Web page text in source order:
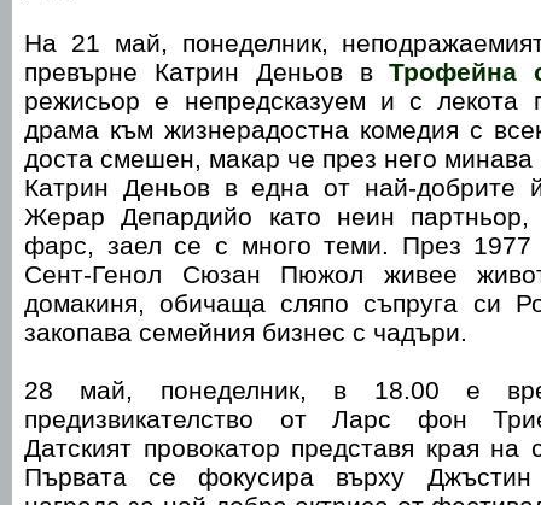
На 21 май, понеделник,
превърне Катрин Деньов вТрофейна
режисьор е непредсказуем и с лекота
драма към жизнерадостна комедия с
доста смешен, макар че през него
Катрин Деньов в една от най-добрите
Жерар Депардийо като неин
фарс, заел се с много теми. През 1977
Сент-Генол Сюзан Пюжол живее
домакиня, обичаща сляпо съпруга си
закопава семейния бизнес с чадъри.
28 май, понеделник, в 18.00 е
предизвикателство от Ларс фон
Датският провокатор представя края на
Първата се фокусира върху